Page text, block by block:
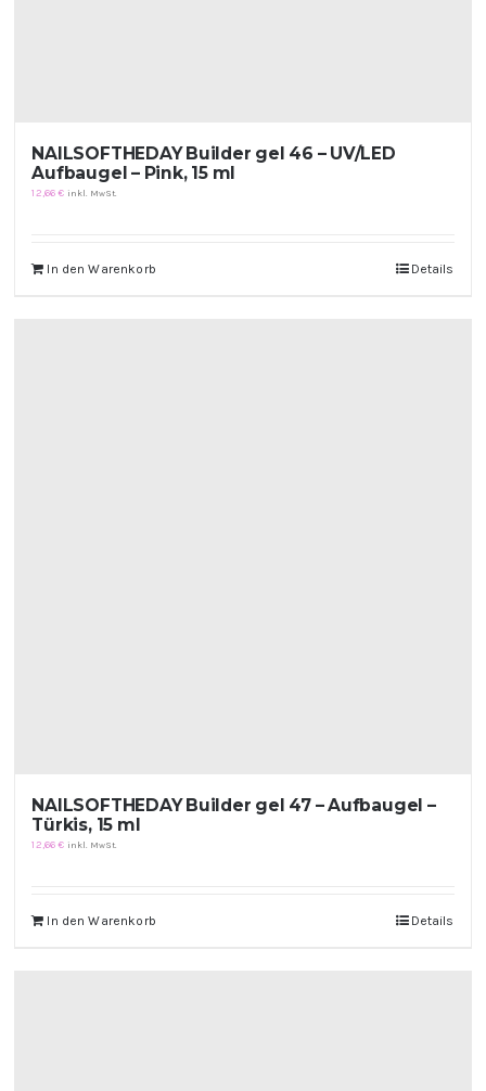
NAILSOFTHEDAY Builder gel 46 – UV/LED
Aufbaugel – Pink, 15 ml
12,66€ inkl. MwSt.
In den Warenkorb Details
NAILSOFTHEDAY Builder gel 47 – Aufbaugel –
Türkis, 15 ml
12,66€ inkl. MwSt.
In den Warenkorb Details